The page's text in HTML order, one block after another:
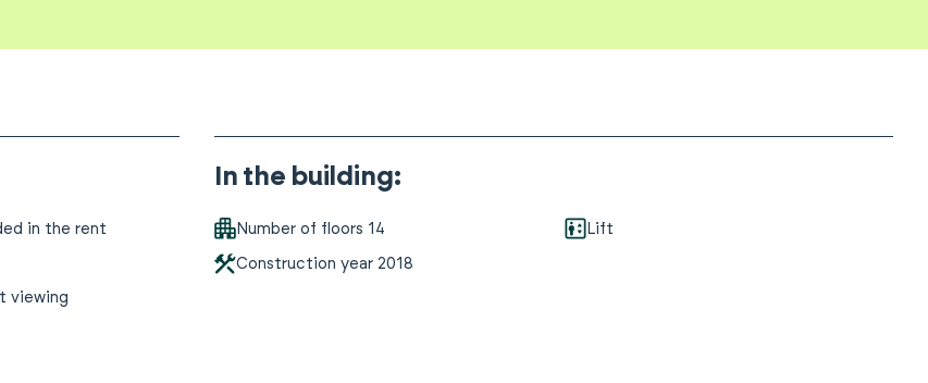
in the rent
viewing
In the building:
Number of floors 14 Lift
Construction year 2018